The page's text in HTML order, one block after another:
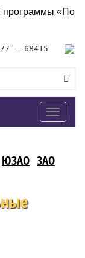
– 68415
Toggle
ЮЗАО ЗАО